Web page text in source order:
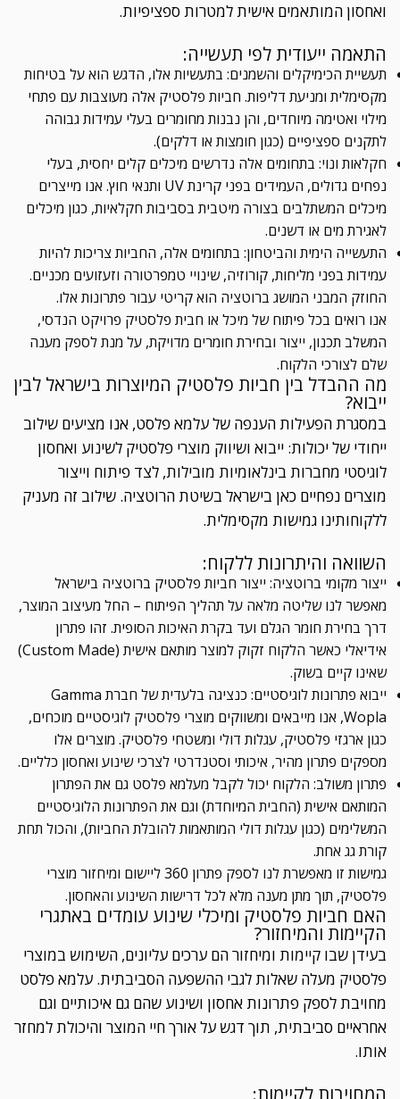
ואחסון המותאמים אישית למטרות ספציפיות.
התאמה ייעודית לפי תעשייה:
תעשיית הכימיקלים והשמנים: בתעשיות אלו, הדגש הוא על בטיחות
מקסימלית ומניעת דליפות. חביות פלסטיק אלה מעוצבות עם פתחי
מילוי ואטימה מיוחדים, והן נבנות מחומרים בעלי עמידות גבוהה
לתקנים ספציפיים (כגון חומצות או דלקים).
חקלאות ונוי: בתחומים אלה נדרשים מיכלים קלים יחסית, בעלי
נפחים גדולים, העמידים בפני קרינת UV ותנאי חוץ. אנו מייצרים
מיכלים המשתלבים בצורה מיטבית בסביבות חקלאיות, כגון מיכלים
לאגירת מים או דשנים.
התעשייה הימית והביטחון: בתחומים אלה, החביות צריכות להיות
עמידות בפני מליחות, קורוזיה, שינויי טמפרטורה וזעזועים מכניים.
החוזק המבני המושג ברוטציה הוא קריטי עבור פתרונות אלו.
אנו רואים בכל פיתוח של מיכל או חבית פלסטיק פרויקט הנדסי,
המשלב תכנון, ייצור ובחירת חומרים מדויקת, על מנת לספק מענה
שלם לצורכי הלקוח.
מה ההבדל בין חביות פלסטיק המיוצרות בישראל לבין
ייבוא?
במסגרת הפעילות הענפה של עלמא פלסט, אנו מציעים שילוב
ייחודי של יכולות: ייבוא ושיווק מוצרי פלסטיק לשינוע ואחסון
לוגיסטי מחברות בינלאומיות מובילות, לצד פיתוח וייצור
מוצרים נפחיים כאן בישראל בשיטת הרוטציה. שילוב זה מעניק
ללקוחותינו גמישות מקסימלית.
השוואה והיתרונות ללקוח:
ייצור מקומי ברוטציה: ייצור חביות פלסטיק ברוטציה בישראל
מאפשר לנו שליטה מלאה על תהליך הפיתוח – החל מעיצוב המוצר,
דרך בחירת חומר הגלם ועד בקרת האיכות הסופית. זהו פתרון
אידיאלי כאשר הלקוח זקוק למוצר מותאם אישית (Custom Made)
שאינו קיים בשוק.
ייבוא פתרונות לוגיסטיים: כנציגה בלעדית של חברת Gamma
Wopla, אנו מייבאים ומשווקים מוצרי פלסטיק לוגיסטיים מוכחים,
כגון ארגזי פלסטיק, עגלות דולי ומשטחי פלסטיק. מוצרים אלו
מספקים פתרון מהיר, איכותי וסטנדרטי לצרכי שינוע ואחסון כלליים.
פתרון משולב: הלקוח יכול לקבל מעלמא פלסט גם את הפתרון
המותאם אישית (החבית המיוחדת) וגם את הפתרונות הלוגיסטיים
המשלימים (כגון עגלות דולי המותאמות להובלת החביות), והכול תחת
קורת גג אחת.
גמישות זו מאפשרת לנו לספק פתרון 360 ליישום ומיחזור מוצרי
פלסטיק, תוך מתן מענה מלא לכל דרישות השינוע והאחסון.
האם חביות פלסטיק ומיכלי שינוע עומדים באתגרי
הקיימות והמיחזור?
בעידן שבו קיימות ומיחזור הם ערכים עליונים, השימוש במוצרי
פלסטיק מעלה שאלות לגבי ההשפעה הסביבתית. עלמא פלסט
מחויבת לספק פתרונות אחסון ושינוע שהם גם איכותיים וגם
אחראיים סביבתית, תוך דגש על אורך חיי המוצר והיכולת למחזר
אותו.
המחויבות לקיימות: